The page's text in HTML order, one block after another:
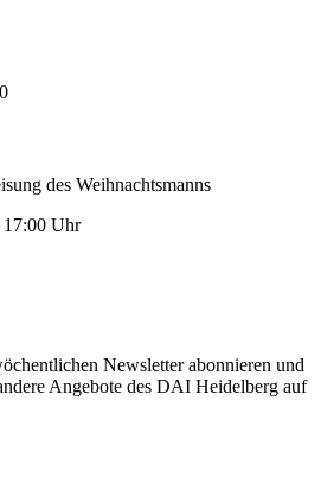
des Weihnachtsmanns
Uhr
Newsletter abonnieren und
Angebote des DAI Heidelberg auf